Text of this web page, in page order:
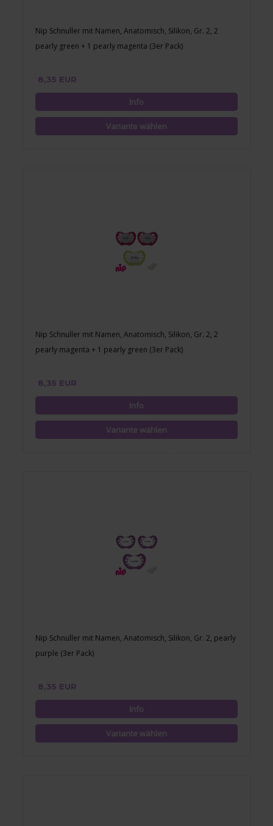
Nip Schnuller mit Namen, Anatomisch, Silikon, Gr. 2, 2
pearly green + 1 pearly magenta (3er Pack)
8,35 EUR
Nip Schnuller mit Namen, Anatomisch, Silikon, Gr. 2, 2
pearly magenta + 1 pearly green (3er Pack)
8,35 EUR
Nip Schnuller mit Namen, Anatomisch, Silikon, Gr. 2, pearly
purple (3er Pack)
8,35 EUR